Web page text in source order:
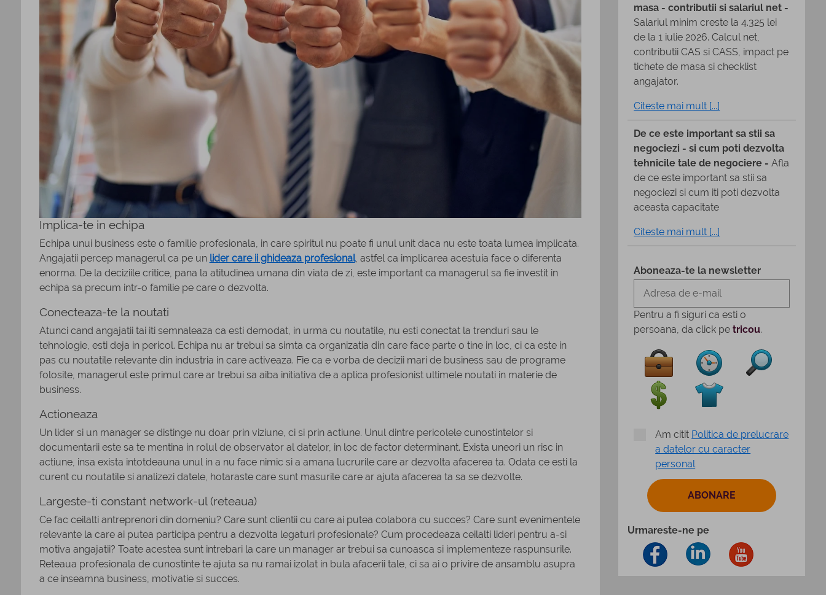
Implica-te in echipa
Echipa unui business este o familie profesionala, in care spiritul nu poate fi unul unit daca nu este toata lumea implicata.
Angajatii percep managerul ca pe un lider care ii ghideaza profesional, astfel ca implicarea acestuia face o diferenta
enorma. De la deciziile critice, pana la atitudinea umana din viata de zi, este important ca managerul sa fie investit in
echipa sa precum intr-o familie pe care o dezvolta.
Conecteaza-te la noutati
Atunci cand angajatii tai iti semnaleaza ca esti demodat, in urma cu noutatile, nu esti conectat la trenduri sau le
tehnologie, esti deja in pericol. Echipa nu ar trebui sa simta ca organizatia din care face parte o tine in loc, ci ca este in
pas cu noutatile relevante din industria in care activeaza. Fie ca e vorba de decizii mari de business sau de programe
folosite, managerul este primul care ar trebui sa aiba initiativa de a aplica profesionist ultimele noutati in materie de
business.
Actioneaza
Un lider si un manager se distinge nu doar prin viziune, ci si prin actiune. Unul dintre pericolele cunostintelor si
documentarii este sa te mentina in rolul de observator al datelor, in loc de factor determinant. Exista uneori un risc in
actiune, insa exista intotdeauna unul in a nu face nimic si a amana lucrurile care ar dezvolta afacerea ta. Odata ce esti la
curent cu noutatile si analizezi datele, hotaraste care sunt masurile care ar ajuta afacerea ta sa se dezvolte.
Largeste-ti constant network-ul (reteaua)
Ce fac ceilalti antreprenori din domeniu? Care sunt clientii cu care ai putea colabora cu succes? Care sunt evenimentele
relevante la care ai putea participa pentru a dezvolta legaturi profesionale? Cum procedeaza ceilalti lideri pentru a-si
motiva angajatii? Toate acestea sunt intrebari la care un manager ar trebui sa cunoasca si implementeze raspunsurile.
Reteaua profesionala de cunostinte te ajuta sa nu ramai izolat in bula afacerii tale, ci sa ai o privire de ansamblu asupra
a ce inseamna business, motivatie si succes.
masa - contributii si salariul net -
Salariul minim creste la 4.325 lei
de la 1 iulie 2026. Calcul net,
contributii CAS si CASS, impact pe
tichete de masa si checklist
angajator.
Citeste mai mult [...]
De ce este important sa stii sa
negociezi - si cum poti dezvolta
tehnicile tale de negociere -Afla
de ce este important sa stii sa
negociezi si cum iti poti dezvolta
aceasta capacitate
Citeste mai mult [...]
Aboneaza-te la newsletter
Pentru a fi siguri ca esti o
persoana, da click petricou.
Am citit Politica de prelucrare
a datelor cu caracter
personal
Urmareste-ne pe